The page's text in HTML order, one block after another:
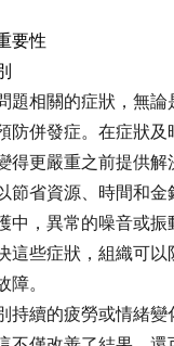
要性
題相關的症狀，無論
防併發症。在症狀及
得更嚴重之前提供解
節省資源、時間和金
中，異常的噪音或振
這些症狀，組織可以
。
持續的疲勞或情緒變